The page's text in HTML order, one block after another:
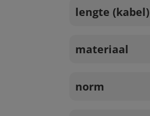
lengte (kabel)
materiaal
norm